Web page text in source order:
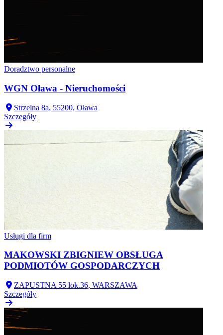
Doradztwo personalne
WGN Oława - Nieruchomości
Strzelna 8a, 55200, Oława
Szczegóły
Usługi dla firm
MAKOWSKI ZBIGNIEW OBSŁUGA
PODMIOTÓW GOSPODARCZYCH
ZAPUSTNA 55 lok.36, WARSZAWA
Szczegóły